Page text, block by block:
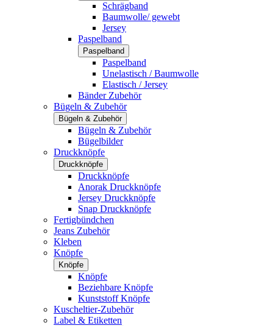
Schrägband
Baumwolle/ gewebt
Jersey
Paspelband
Paspelband
Paspelband
Unelastisch / Baumwolle
Elastisch / Jersey
Bänder Zubehör
Bügeln & Zubehör
Bügeln & Zubehör
Bügeln & Zubehör
Bügelbilder
Druckknöpfe
Druckknöpfe
Druckknöpfe
Anorak Druckknöpfe
Jersey Druckknöpfe
Snap Druckknöpfe
Fertigbündchen
Jeans Zubehör
Kleben
Knöpfe
Knöpfe
Knöpfe
Beziehbare Knöpfe
Kunststoff Knöpfe
Kuscheltier-Zubehör
Label & Etiketten